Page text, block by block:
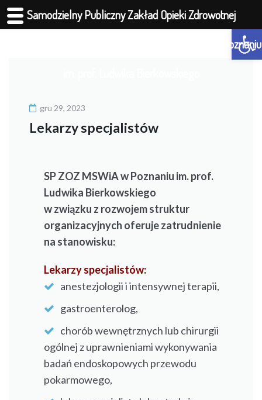
gru 29, 2023
Lekarzy specjalistów
SP ZOZ MSWiA w Poznaniu im. prof.
Ludwika Bierkowskiego
w związku z rozwojem struktur
organizacyjnych oferuje zatrudnienie
na stanowisku:
Lekarzy specjalistów:
anestezjologii i intensywnej terapii,
gastroenterolog,
chorób wewnętrznych lub chirurgii
ogólnej z uprawnieniami wykonywania
badań endoskopowych przewodu
pokarmowego,
Samodzielny Publiczny Zakład Opieki Zdrowotnej
Ministerstwa Spraw Wewnętrznych i Administracji w Poznaniu